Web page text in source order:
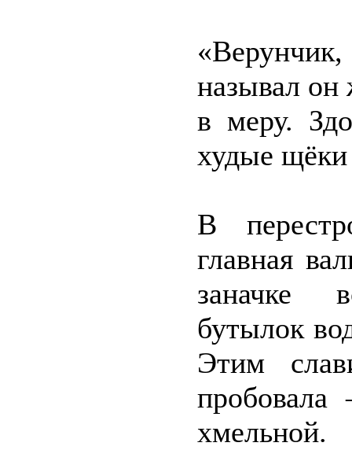
называл он
в меру.
худые щёки
В
главная
заначке
бутылок
Этим
хмельной.